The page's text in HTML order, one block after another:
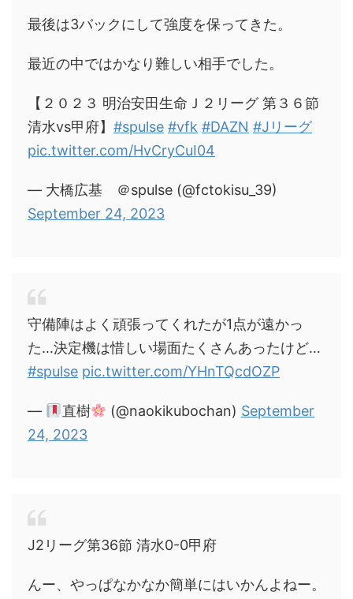
最後は3バックにして強度を保ってきた。
最近の中ではかなり難しい相手でした。
【２０２３ 明治安田生命Ｊ２リーグ 第３６節
清水vs甲府】 #spulse #vfk #DAZN #Jリーグ
pic.twitter.com/HvCryCuI04
— 大橋広基 ＠spulse (@fctokisu_39)
September 24, 2023
守備陣はよく頑張ってくれたが1点が遠かっ
た…決定機は惜しい場面たくさんあったけど…
#spulse pic.twitter.com/YHnTQcdOZP
— 直樹 (@naokikubochan) September
24, 2023
J2リーグ第36節 清水0-0甲府
んー、やっぱなかなか簡単にはいかんよねー。